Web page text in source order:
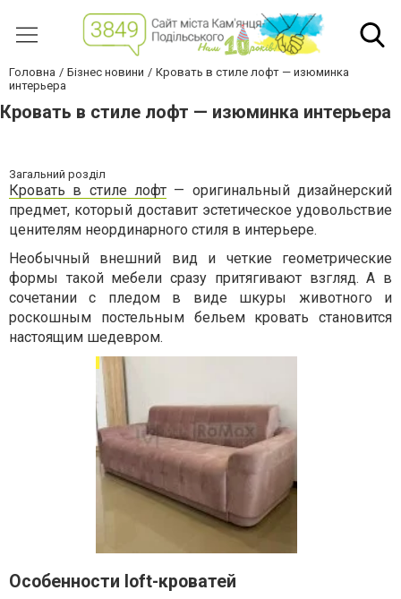
Головна Бізнес новини
Кровать в стиле лофт — изюминка
интерьера
Кровать в стиле лофт — изюминка интерьера
Загальний розділ
Кровать в стиле лофт — оригинальный дизайнерский
предмет, который доставит эстетическое удовольствие
ценителям неординарного стиля в интерьере.
Необычный внешний вид и четкие геометрические
формы такой мебели сразу притягивают взгляд. А в
сочетании с пледом в виде шкуры животного и
роскошным постельным бельем кровать становится
настоящим шедевром.
Особенности loft-кроватей